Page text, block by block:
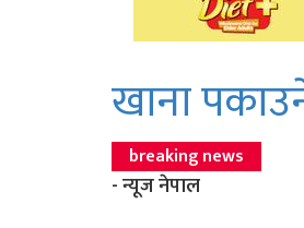
खाना
breaking news
- न्यूज नेपाल